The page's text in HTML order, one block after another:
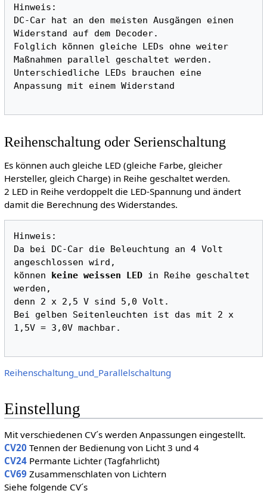
Hinweis:
DC-Car hat an den meisten Ausgängen einen
Widerstand auf dem Decoder.
Folglich können gleiche LEDs ohne weiter
Maßnahmen parallel geschaltet werden.
Unterschiedliche LEDs brauchen eine
Anpassung mit einem Widerstand
Reihenschaltung oder Serienschaltung
Es können auch gleiche LED (gleiche Farbe, gleicher
Hersteller, gleich Charge) in Reihe geschaltet werden.
2 LED in Reihe verdoppelt die LED-Spannung und ändert
damit die Berechnung des Widerstandes.
Hinweis:
Da bei DC-Car die Beleuchtung an 4 Volt
angeschlossen wird,
können keine weissen LED in Reihe geschaltet
werden,
denn 2 x 2,5 V sind 5,0 Volt.
Bei gelben Seitenleuchten ist das mit 2 x
1,5V = 3,0V machbar.
Reihenschaltung_und_Parallelschaltung
Einstellung
Mit verschiedenen CV´s werden Anpassungen eingestellt.
CV20 Tennen der Bedienung von Licht 3 und 4
CV24Permante Lichter (Tagfahrlicht)
CV69 Zusammenschlaten von Lichtern
Siehe folgende CV´s